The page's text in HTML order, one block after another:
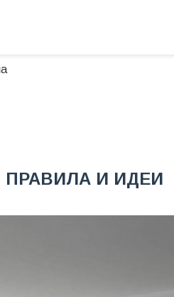
ПРАВИЛА И ИДЕИ